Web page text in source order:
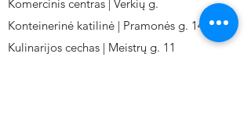
Komercinis centras | Verkių g.
Konteinerinė katilinė | Pramonės g. 141
Kulinarijos cechas | Meistrų g. 11